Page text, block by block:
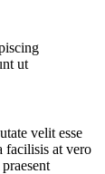
ut
velit esse
facilisis at vero